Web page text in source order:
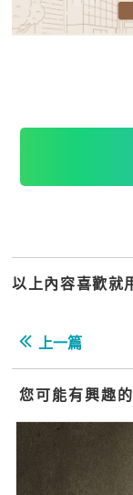
以上內容喜歡就
上一篇
您可能有興趣